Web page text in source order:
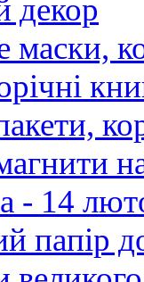
декор
маски,
- 14
папір